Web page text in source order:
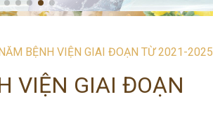
BỆNH VIỆN GIAI ĐOẠN TỪ 2021-2025
VIỆN GIAI ĐOẠN